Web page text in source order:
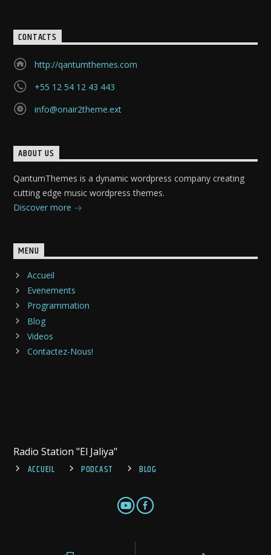
CONTACTS
http://qantumthemes.com
+55 12 54 12 43 443
info@onair2theme.ext
ABOUT US
QantumThemes is a dynamic wordpress company creating
cutting edge music wordpress themes.
Discover more
MENU
Accueil
Evenements
Programmation
Blog
Videos
Contactez-Nous!
Radio Station "El Jaliya"
ACCUEIL
PODCAST BLOG